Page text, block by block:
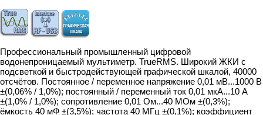
Профессиональный промышленный цифровой
водонепроницаемый мультиметр. TrueRMS. Широкий ЖКИ с
подсветкой и быстродействующей графической шкалой, 40000
отсчётов. Постоянное / переменное напряжение 0,01 мВ...1000 В
±(0,06% / 1,0%); постоянный / переменный ток 0,01 мкА...10 А
±(1,0% / 1,0%); сопротивление 0,01 Ом...40 МОм ±(0,3%);
ёмкость 40 мФ ±(3,5%); частота 40 МГц ±(0,1%); коэффициент